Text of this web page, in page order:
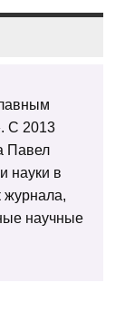
С 2013
Павел
науки в
журнала,
научные